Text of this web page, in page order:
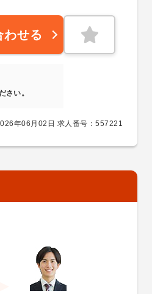
わせる
さい。
年06月02日 求人番号：557221